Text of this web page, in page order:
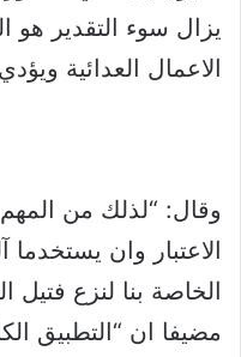
يزال سوء التقدير
الاعمال العدائية
وقال: “لذلك من
الاعتبار وان يستخدما
الخاصة بنا لنزع فتيل
مضيفا ان “التطبيق